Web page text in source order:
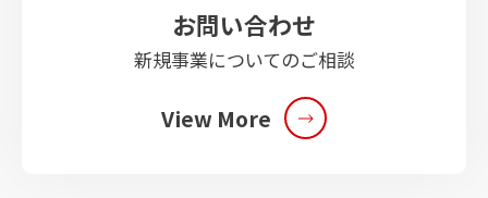
お問い合わせ
新規事業についてのご相談
View More